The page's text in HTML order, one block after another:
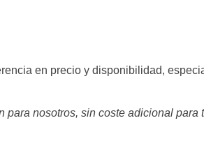
en precio y disponibilidad,
nosotros, sin coste adicional